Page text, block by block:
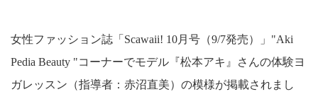
女性ファッション誌「Scawaii! 10月号（9/7発売）」"Aki
Pedia Beauty "コーナーでモデル『松本アキ』さんの体験ヨ
ガレッスン（指導者：赤沼直美）の模様が掲載されまし